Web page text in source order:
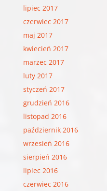
lipiec 2017
czerwiec 2017
maj 2017
kwiecień 2017
marzec 2017
luty 2017
styczeń 2017
grudzień 2016
listopad 2016
październik 2016
wrzesień 2016
sierpień 2016
lipiec 2016
czerwiec 2016